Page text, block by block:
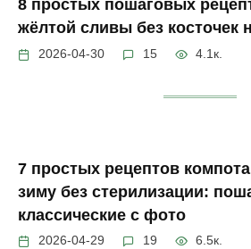
8 простых пошаговых
жёлтой сливы без косточек
2026-04-30 15 4.1к.
7 простых рецептов
зиму без стерилизации:
классические с фото
2026-04-29 19 6.5к.